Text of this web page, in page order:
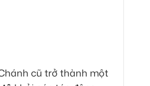
cũ trở thành một